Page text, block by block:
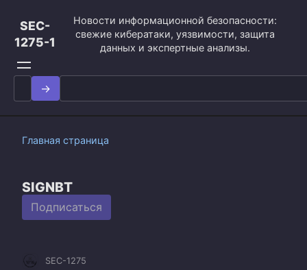
контенту
SEC-
1275-1
Новости информационной безопасности:
свежие кибератаки, уязвимости, защита
данных и экспертные анализы.
Search
for:
Главная страница
SIGNBT
Подписаться
SEC-1275